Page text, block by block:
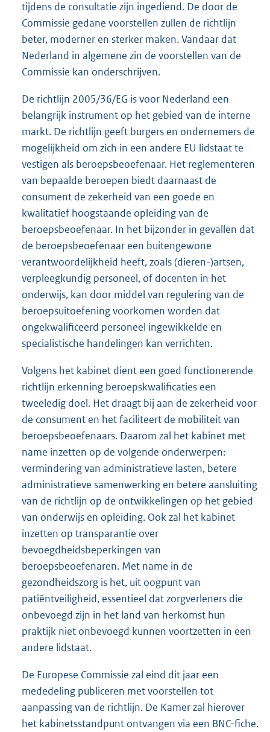
tijdens de consultatie zijn ingediend. De door de
Commissie gedane voorstellen zullen de richtlijn
beter, moderner en sterker maken. Vandaar dat
Nederland in algemene zin de voorstellen van de
Commissie kan onderschrijven.
De richtlijn 2005/36/EG is voor Nederland een
belangrijk instrument op het gebied van de interne
markt. De richtlijn geeft burgers en ondernemers de
mogelijkheid om zich in een andere EU lidstaat te
vestigen als beroepsbeoefenaar. Het reglementeren
van bepaalde beroepen biedt daarnaast de
consument de zekerheid van een goede en
kwalitatief hoogstaande opleiding van de
beroepsbeoefenaar. In het bijzonder in gevallen dat
de beroepsbeoefenaar een buitengewone
verantwoordelijkheid heeft, zoals (dieren-)artsen,
verpleegkundig personeel, of docenten in het
onderwijs, kan door middel van regulering van de
beroepsuitoefening voorkomen worden dat
ongekwalificeerd personeel ingewikkelde en
specialistische handelingen kan verrichten.
Volgens het kabinet dient een goed functionerende
richtlijn erkenning beroepskwalificaties een
tweeledig doel. Het draagt bij aan de zekerheid voor
de consument en het faciliteert de mobiliteit van
beroepsbeoefenaars. Daarom zal het kabinet met
name inzetten op de volgende onderwerpen:
vermindering van administratieve lasten, betere
administratieve samenwerking en betere aansluiting
van de richtlijn op de ontwikkelingen op het gebied
van onderwijs en opleiding. Ook zal het kabinet
inzetten op transparantie over
bevoegdheidsbeperkingen van
beroepsbeoefenaren. Met name in de
gezondheidszorg is het, uit oogpunt van
patiëntveiligheid, essentieel dat zorgverleners die
onbevoegd zijn in het land van herkomst hun
praktijk niet onbevoegd kunnen voortzetten in een
andere lidstaat.
De Europese Commissie zal eind dit jaar een
mededeling publiceren met voorstellen tot
aanpassing van de richtlijn. De Kamer zal hierover
het kabinetsstandpunt ontvangen via een BNC-fiche.